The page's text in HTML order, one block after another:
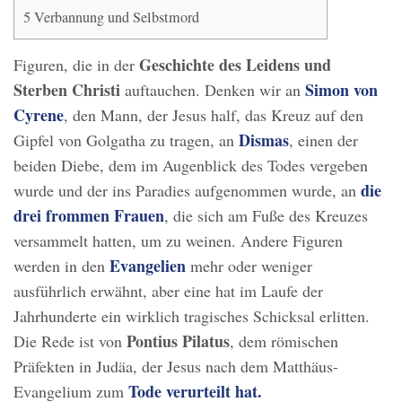
5 Verbannung und Selbstmord
Figuren, die in der Geschichte des Leidens und
Sterben Christi auftauchen. Denken wir an Simon von
Cyrene, den Mann, der Jesus half, das Kreuz auf den
Gipfel von Golgatha zu tragen, an Dismas, einen der
beiden Diebe, dem im Augenblick des Todes vergeben
wurde und der ins Paradies aufgenommen wurde, an die
drei frommen Frauen, die sich am Fuße des Kreuzes
versammelt hatten, um zu weinen. Andere Figuren
werden in den Evangelien mehr oder weniger
ausführlich erwähnt, aber eine hat im Laufe der
Jahrhunderte ein wirklich tragisches Schicksal erlitten.
Die Rede ist von Pontius Pilatus, dem römischen
Präfekten in Judäa, der Jesus nach dem Matthäus-
Evangelium zum Tode verurteilt hat.